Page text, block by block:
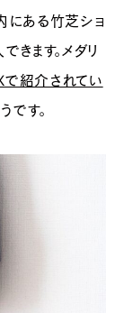
にある竹芝ショ
きます。メダリ
紹介されてい
です。